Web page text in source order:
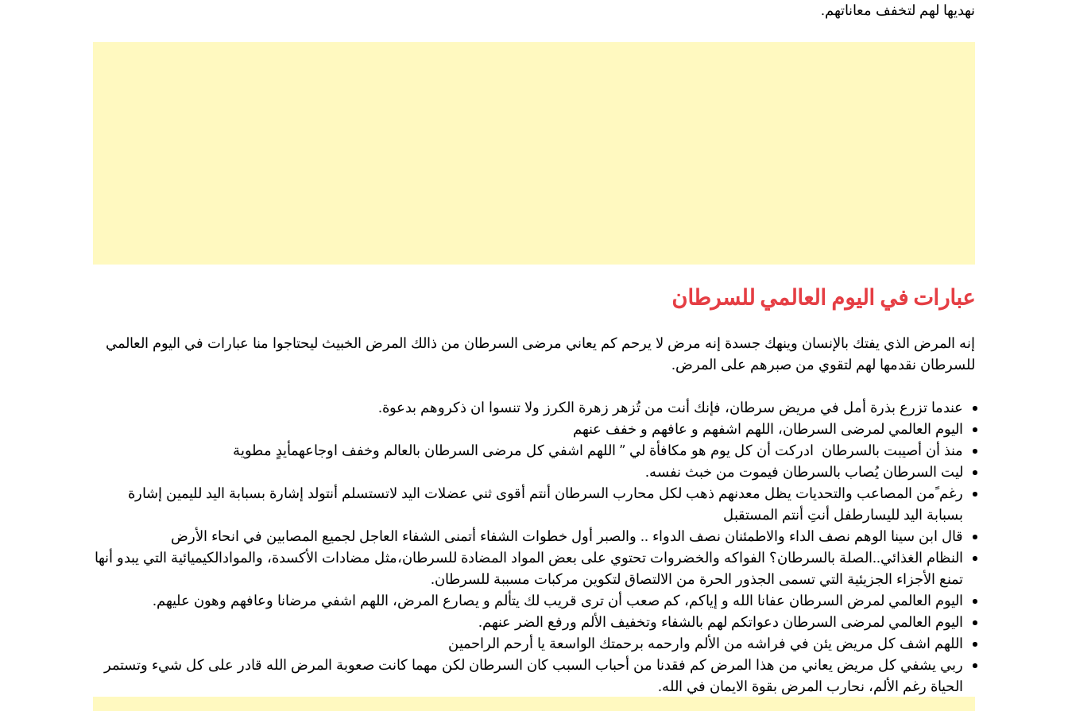
نهديها لهم لتخفف معاناتهم.
عبارات في اليوم العالمي للسرطان
إنه المرض الذي يفتك بالإنسان وينهك جسدة إنه مرض لا يرحم كم يعاني مرضى السرطان من ذالك المرض الخبيث ليحتاجوا منا عبارات في اليوم العالمي
للسرطان نقدمها لهم لتقوي من صبرهم على المرض.
عندما تزرع بذرة أمل في مريض سرطان، فإنك أنت من تُزهر زهرة الكرز ولا تنسوا ان ذكروهم بدعوة.
اليوم العالمي لمرضى السرطان، اللهم اشفهم و عافهم و خفف عنهم
منذ أن أصيبت بالسرطان ادركت أن كل يوم هو مكافأة لي ” اللهم اشفي كل مرضى السرطان بالعالم وخفف اوجاعهمأيدٍ مطوية
ليت السرطان يُصاب بالسرطان فيموت من خبث نفسه.
رغم ًمن المصاعب والتحديات يظل معدنهم ذهب لكل محارب السرطان أنتم أقوى ثني عضلات اليد لاتستسلم أنتولد إشارة بسبابة اليد لليمين إشارة
بسبابة اليد لليسارطفل أنتِ أنتم المستقبل
قال ابن سينا الوهم نصف الداء والاطمئنان نصف الدواء .. والصبر أول خطوات الشفاء أتمنى الشفاء العاجل لجميع المصابين في انحاء الأرض
النظام الغذائي..الصلة بالسرطان؟ الفواكه والخضروات تحتوي على بعض المواد المضادة للسرطان،مثل مضادات الأكسدة، والموادالكيميائية التي يبدو أنها
تمنع الأجزاء الجزيئية التي تسمى الجذور الحرة من الالتصاق لتكوين مركبات مسببة للسرطان.
اليوم العالمي لمرض السرطان عفانا الله و إياكم، كم صعب أن ترى قريب لك يتألم و يصارع المرض، اللهم اشفي مرضانا وعافهم وهون عليهم.
اليوم العالمي لمرضى السرطان دعواتكم لهم بالشفاء وتخفيف الألم ورفع الضر عنهم.
اللهم اشف كل مريض يئن في فراشه من الألم وارحمه برحمتك الواسعة يا أرحم الراحمين
ربي يشفي كل مريض يعاني من هذا المرض كم فقدنا من أحباب السبب كان السرطان لكن مهما كانت صعوبة المرض الله قادر على كل شيء وتستمر
الحياة رغم الألم، نحارب المرض بقوة الايمان في الله.